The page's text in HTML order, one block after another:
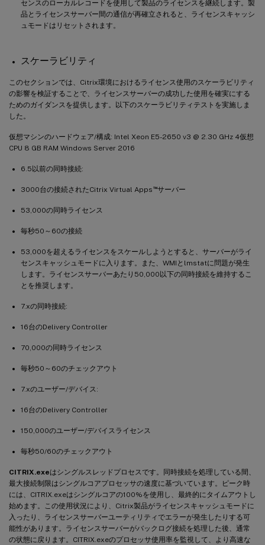
センスのローカルレコードを使用して製品のライセンスを継続します。製
品とライセンスサーバー間の通信が再確立されると、ライセンスキャッシ
ュモードはリセットされます。
スケーラビリティ
このセクションでは、Citrix環境におけるライセンス使用のスケーラビリティ
の影響を検証することで、ライセンスサーバーの成功した使用を確実にする
ためのガイダンスを提供します。以下のスケーラビリティテストを実施しま
した。
仮想マシンのハードウェア/構成: Intel Xeon E5-2650 v3 @ 2.30 GHz 4仮想
CPU 8 GB RAM Windows Server 2016
6.5以前の同時接続:
3000台の接続されたCitrix Virtual Apps ™サーバー
53,000の同時ライセンス
毎秒50～60の接続
53,000を超えるライセンスをスケールしようとすると、サーバーがライ
センスキャッシュモードに入ります。また、WMIとlmstatに問題が発生
します。ライセンスサーバーあたり50,000以下の同時接続を維持するこ
とを推奨します。
7.xの同時接続:
16台のDelivery Controller
70,000の同時ライセンス
毎秒50～60のチェックアウト
7.xのユーザー/デバイス:
16台のDelivery Controller
150,000のユーザー/デバイスライセンス
毎秒50/60のチェックアウト
CITRIX.exeはシングルスレッドプロセスです。同時接続を処理している間、
最大接続制限はシングルコアプロセッサの速度に基づいています。ピーク時
には、CITRIX.exeはシングルコアの100%を使用し、最終的にタイムアウトし
始めます。この使用状況により、Citrix製品がライセンスキャッシュモードに
入ったり、ライセンスサーバーユーティリティでエラーが発生したりする可
能性があります。ライセンスサーバーがバックログ接続を処理した後、通常
の状態に戻ります。CITRIX.exeのプロセッサ使用率を監視して、より高速な